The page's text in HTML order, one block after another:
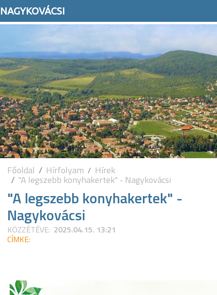
NAGYKOVÁCSI
Főoldal Hírfolyam Hírek
"A legszebb konyhakertek" - Nagykovácsi
"A legszebb konyhakertek" -
Nagykovácsi
KÖZZÉTÉVE: 2025.04.15. 13:21
CÍMKE: